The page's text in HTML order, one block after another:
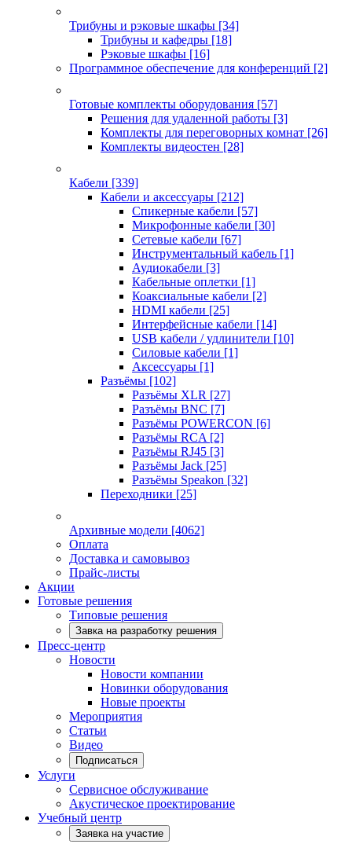
Трибуны и рэковые шкафы [34]
Трибуны и кафедры [18]
Рэковые шкафы [16]
Программное обеспечение для конференций [2]
Готовые комплекты оборудования [57]
Решения для удаленной работы [3]
Комплекты для переговорных комнат [26]
Комплекты видеостен [28]
Кабели [339]
Кабели и аксессуары [212]
Спикерные кабели [57]
Микрофонные кабели [30]
Сетевые кабели [67]
Инструментальный кабель [1]
Аудиокабели [3]
Кабельные оплетки [1]
Коаксиальные кабели [2]
HDMI кабели [25]
Интерфейсные кабели [14]
USB кабели / удлинители [10]
Силовые кабели [1]
Аксессуары [1]
Разъёмы [102]
Разъёмы XLR [27]
Разъёмы BNC [7]
Разъёмы POWERCON [6]
Разъёмы RCA [2]
Разъёмы RJ45 [3]
Разъёмы Jack [25]
Разъёмы Speakon [32]
Переходники [25]
Архивные модели [4062]
Оплата
Доставка и самовывоз
Прайс-листы
Акции
Готовые решения
Типовые решения
Завка на разработку решения
Пресс-центр
Новости
Новости компании
Новинки оборудования
Новые проекты
Мероприятия
Статьи
Видео
Подписаться
Услуги
Сервисное обслуживание
Акустическое проектирование
Учебный центр
Заявка на участие